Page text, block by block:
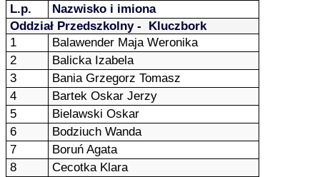
L.p.
Nazwisko i imiona
Oddział Przedszkolny - Kluczbork
1
Balawender Maja Weronika
2
Balicka Izabela
3
Bania Grzegorz Tomasz
4
Bartek Oskar Jerzy
5
Bielawski Oskar
6
Bodziuch Wanda
7
Boruń Agata
8
Cecotka Klara